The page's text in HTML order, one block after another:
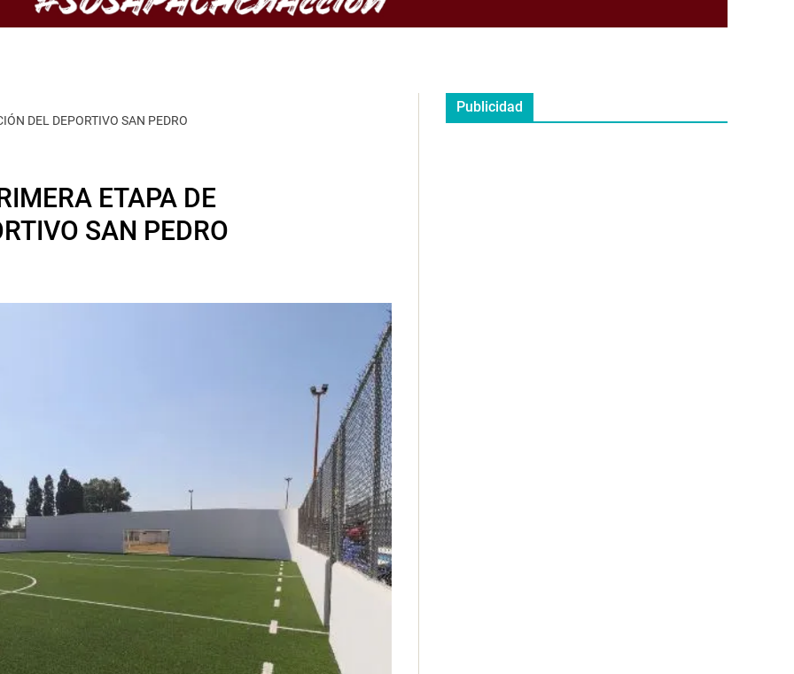
DEL DEPORTIVO SAN PEDRO
ETAPA DE
SAN PEDRO
Publicidad